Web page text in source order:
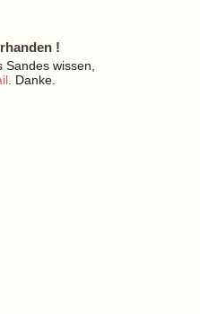
!
wissen,
. Danke.